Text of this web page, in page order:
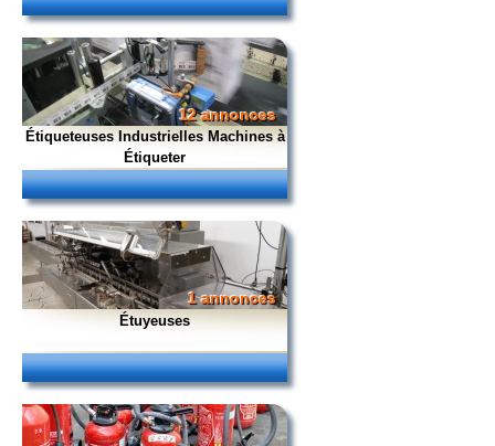
12 annonces
Étiqueteuses Industrielles Machines à
Étiqueter
1 annonces
Étuyeuses